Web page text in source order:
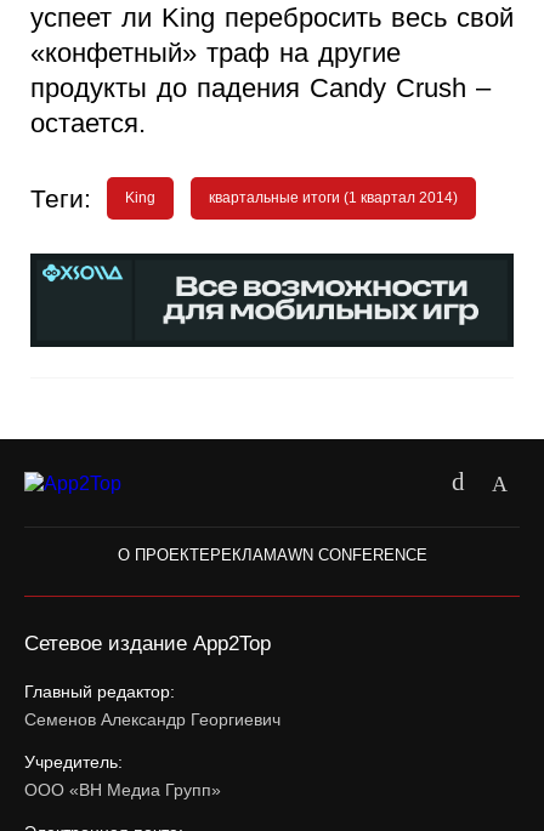
успеет ли King перебросить весь свой
«конфетный» траф на другие
продукты до падения Candy Crush –
остается.
Теги: King квартальные итоги (1 квартал 2014)
О ПРОЕКТЕРЕКЛАМАWN CONFERENCE
Сетевое издание App2Top
Главный редактор:
Семенов Александр Георгиевич
Учредитель:
ООО «ВН Медиа Групп»